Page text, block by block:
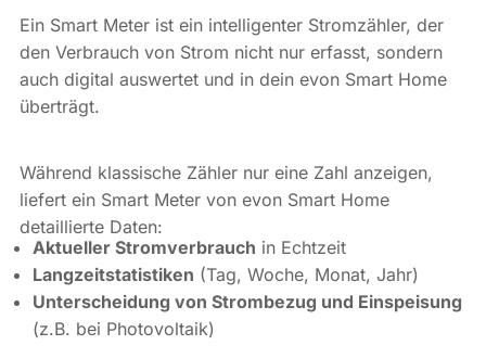
Ein Smart Meter ist ein intelligenter Stromzähler, der
den Verbrauch von Strom nicht nur erfasst, sondern
auch digital auswertet und in dein evon Smart Home
überträgt.
Während klassische Zähler nur eine Zahl anzeigen,
liefert ein Smart Meter von evon Smart Home
detaillierte Daten:
Aktueller Stromverbrauch in Echtzeit
Langzeitstatistiken (Tag, Woche, Monat, Jahr)
Unterscheidung von Strombezug und Einspeisung
(z.B. bei Photovoltaik)